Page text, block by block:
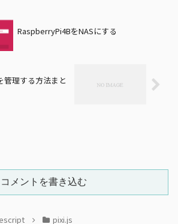
RaspberryPi4BをNASにする
管理する方法まと
コメントを書き込む
pixi.js